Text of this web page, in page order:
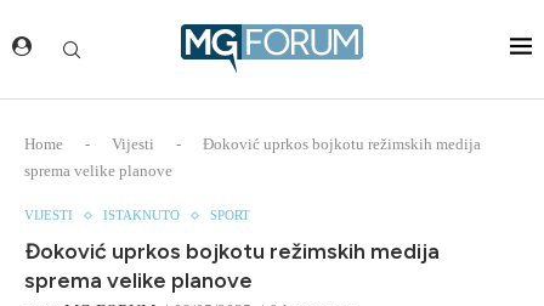
Home - Vijesti -
Đoković uprkos bojkotu režimskih medija
sprema velike planove
VIJESTI ISTAKNUTO SPORT
Đoković uprkos bojkotu režimskih medija
sprema velike planove